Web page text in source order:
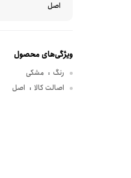
ویژگی‌های محصول
رنگ : مشکی
اصالت کالا : اصل